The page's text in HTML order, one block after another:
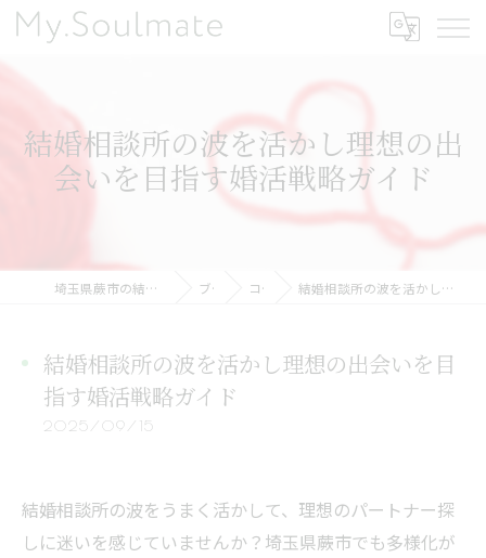
結婚相談所の波を活かし理想の出
会いを目指す婚活戦略ガイド
埼玉県蕨市の結婚相談所ならMy.Soulmate ブログ コラム 結婚相談所の波を活かし理想の出会いを目指す婚活戦略ガイド
結婚相談所の波を活かし理想の出会いを目
指す婚活戦略ガイド
2025/09/15
結婚相談所の波をうまく活かして、理想のパートナー探
しに迷いを感じていませんか？埼玉県蕨市でも多様化が